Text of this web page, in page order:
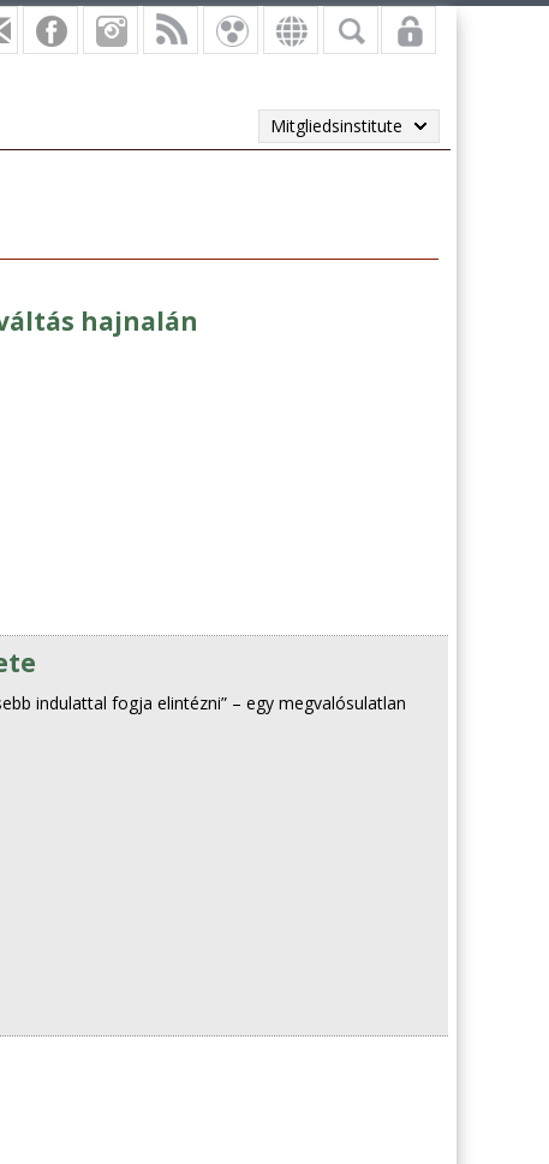
Mitgliedsinstitute
hajnalán
indulattal fogja elintézni” – egy megvalósulatlan